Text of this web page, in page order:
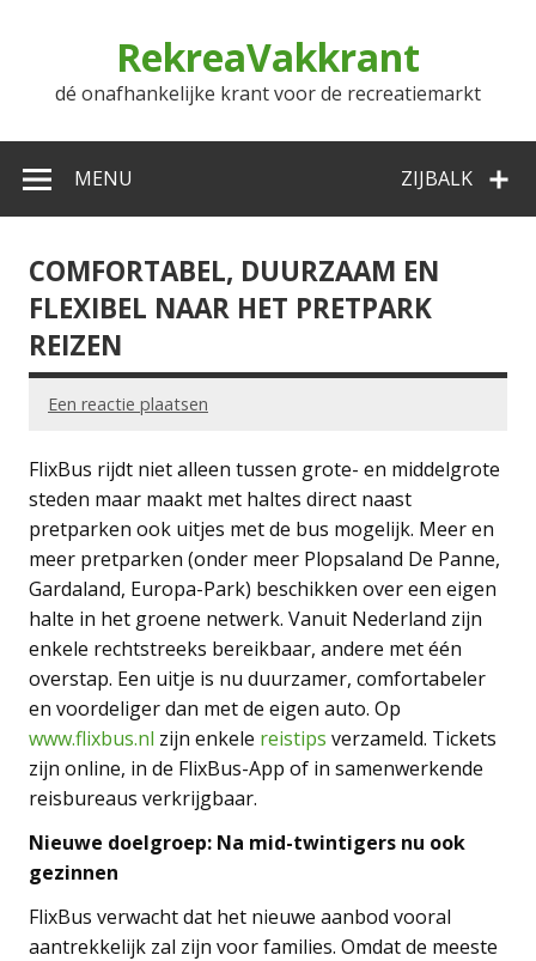
RekreaVakkrant
dé onafhankelijke krant voor de recreatiemarkt
ZIJBALK
MENU
COMFORTABEL, DUURZAAM EN
FLEXIBEL NAAR HET PRETPARK
REIZEN
Een reactie plaatsen
FlixBus rijdt niet alleen tussen grote- en middelgrote
steden maar maakt met haltes direct naast
pretparken ook uitjes met de bus mogelijk. Meer en
meer pretparken (onder meer Plopsaland De Panne,
Gardaland, Europa-Park) beschikken over een eigen
halte in het groene netwerk. Vanuit Nederland zijn
enkele rechtstreeks bereikbaar, andere met één
overstap. Een uitje is nu duurzamer, comfortabeler
en voordeliger dan met de eigen auto. Op
www.flixbus.nl zijn enkele reistips verzameld. Tickets
zijn online, in de FlixBus-App of in samenwerkende
reisbureaus verkrijgbaar.
Nieuwe doelgroep: Na mid-twintigers nu ook
gezinnen
FlixBus verwacht dat het nieuwe aanbod vooral
aantrekkelijk zal zijn voor families. Omdat de meeste